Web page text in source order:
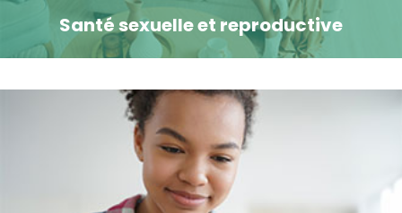
Santé sexuelle et reproductive